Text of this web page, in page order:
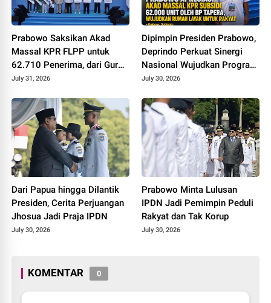
Prabowo Saksikan Akad
Massal KPR FLPP untuk
62.710 Penerima, dari Guru
SD hingga Pengemudi Ojol
July 31, 2026
Dipimpin Presiden Prabowo,
Deprindo Perkuat Sinergi
Nasional Wujudkan Program
3 Juta Rumah
July 30, 2026
Dari Papua hingga Dilantik
Presiden, Cerita Perjuangan
Jhosua Jadi Praja IPDN
July 30, 2026
Prabowo Minta Lulusan
IPDN Jadi Pemimpin Peduli
Rakyat dan Tak Korup
July 30, 2026
KOMENTAR 0